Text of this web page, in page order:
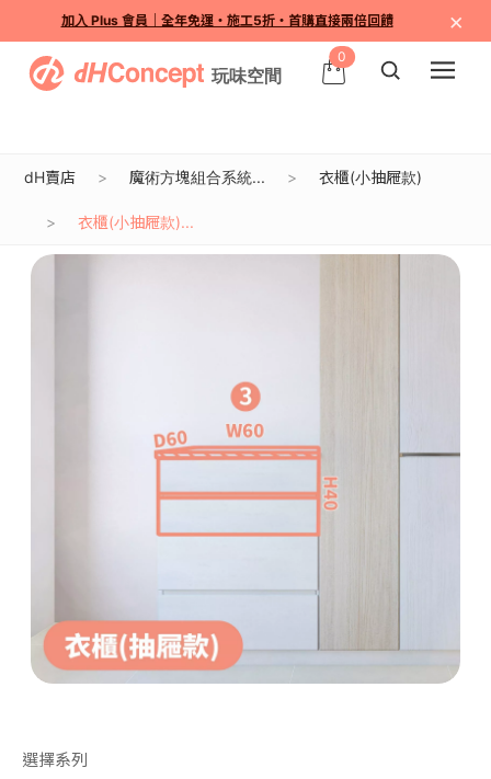
加入 Plus 會員｜全年免運・施工5折・首購直接兩倍回饋 ×
0
dH賣店 魔術方塊組合系統... 衣櫃(小抽屜款)
衣櫃(小抽屜款)...
選擇系列